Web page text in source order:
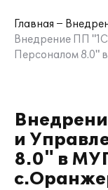
Главная
Внедрение ПП
Персоналом
и
8.0" в